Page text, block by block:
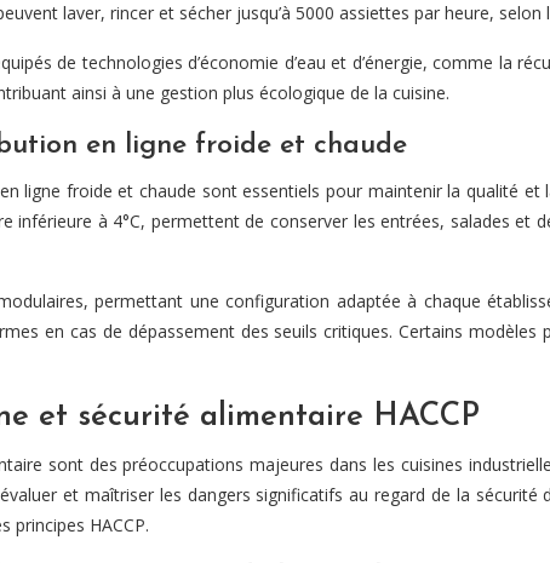
laver, rincer et sécher jusqu’à 5000 assiettes par heure, selon
de technologies d’économie d’eau et d’énergie, comme la
ainsi à une gestion plus écologique de la cuisine.
en ligne froide et chaude
ligne froide et chaude sont essentiels pour maintenir la qualité
inférieure à 4°C, permettent de conserver les entrées, salades
permettant une configuration adaptée à chaque
en cas de dépassement des seuils critiques. Certains
et sécurité alimentaire HACCP
sont des préoccupations majeures dans les cuisines
et maîtriser les dangers significatifs au regard de la
principes HACCP.